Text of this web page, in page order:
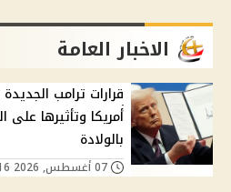
الاخبار العامة
قرارات ترامب
أمريكا وتأثيرها على
بالولادة